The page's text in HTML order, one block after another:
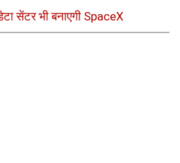
सेंटर भी बनाएगी SpaceX